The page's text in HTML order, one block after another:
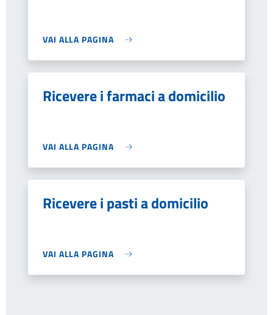
VAI ALLA PAGINA
Ricevere i farmaci a domicilio
VAI ALLA PAGINA
Ricevere i pasti a domicilio
VAI ALLA PAGINA